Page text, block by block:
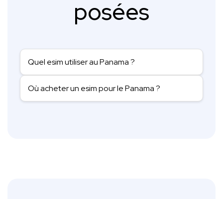
posées
Quel esim utiliser au Panama ?
Où acheter un esim pour le Panama ?